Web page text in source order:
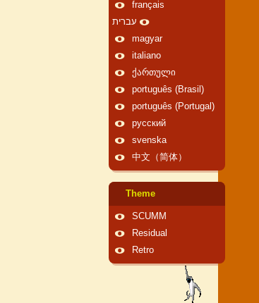
français
עברית
magyar
italiano
ქართული
português (Brasil)
português (Portugal)
русский
svenska
中文（简体）
Theme
SCUMM
Residual
Retro